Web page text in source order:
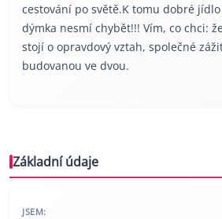
cestování po světě.K tomu dobré
dýmka nesmí chybět!!! Vím, co chci:
stojí o opravdový vztah, společné
budovanou ve dvou.
Základní údaje
JSEM: